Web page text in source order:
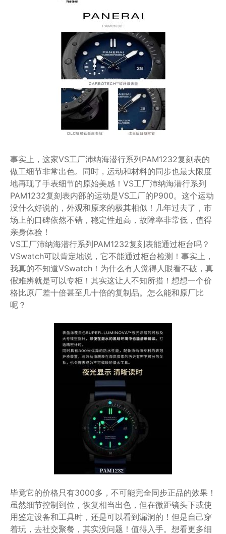
事实上，这家VS工厂沛纳海潜行系列PAM1232复刻表的
做工细节非常出色。同时，运动和材料的同步也最大限度
地再现了手表细节的原始美感！VS工厂沛纳海潜行系列
PAM1232复刻表内部的运动是VS工厂的P900。这个运动
没什么好说的，外观和原来的极其相似！几年过去了，市
场上的口碑依然不错，稳定性超高，故障率非常低，值得
亲身体验！
VS工厂沛纳海潜行系列PAM1232复刻表能通过柜台吗？
VSwatch可以肯定地说，它不能通过柜台检测！事实上，
我真的不知道VSwatch！为什么有人觉得人眼看不破，真
假难辨就是可以专柜！其实这让人不知所措！想想一个价
格比原厂差十倍甚至几十倍的复制品。怎么能和原厂比
呢？
毕竟它的价格只有3000多，不可能完全同步正品的效果！
虽然细节控制到位，恢复相当出色，但在微距镜头下或使
用鉴定设备和工具时，还是可以看到漏洞的！但是自己穿
着玩，去社交聚餐，其实没问题！值得入手。想看更多细